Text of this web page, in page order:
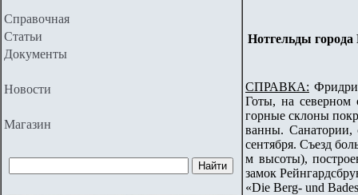
Справочная
Статьи
Документы
Новости
Магазин
Нотгельды
СПРАВКА:
Готы, на северном
горные склоны
ванны. Санатории,
сентября. Съезд
м высоты),
замок
«Die Berg- und